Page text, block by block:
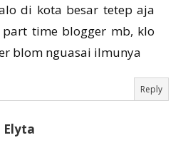
di kota besar tetep aja
part time blogger mb, klo
blom nguasai ilmunya
Reply
Elyta